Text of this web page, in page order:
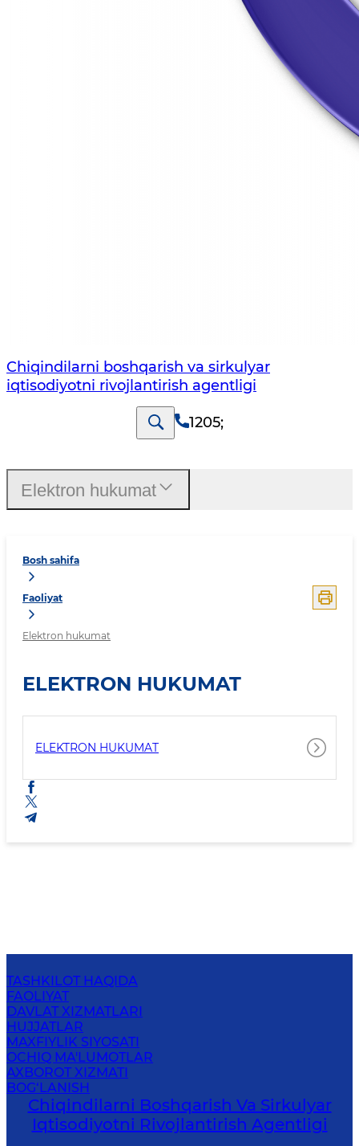
Chiqindilarni boshqarish va sirkulyar
iqtisodiyotni rivojlantirish agentligi
1205;
Bosh sahifa
Faoliyat
Elektron hukumat
ELEKTRON HUKUMAT
ELEKTRON HUKUMAT
Elektron hukumat
TASHKILOT HAQIDA
FAOLIYAT
DAVLAT XIZMATLARI
HUJJATLAR
MAXFIYLIK SIYOSATI
OCHIQ MA'LUMOTLAR
AXBOROT XIZMATI
BOG‘LANISH
Chiqindilarni Boshqarish Va Sirkulyar
Iqtisodiyotni Rivojlantirish Agentligi